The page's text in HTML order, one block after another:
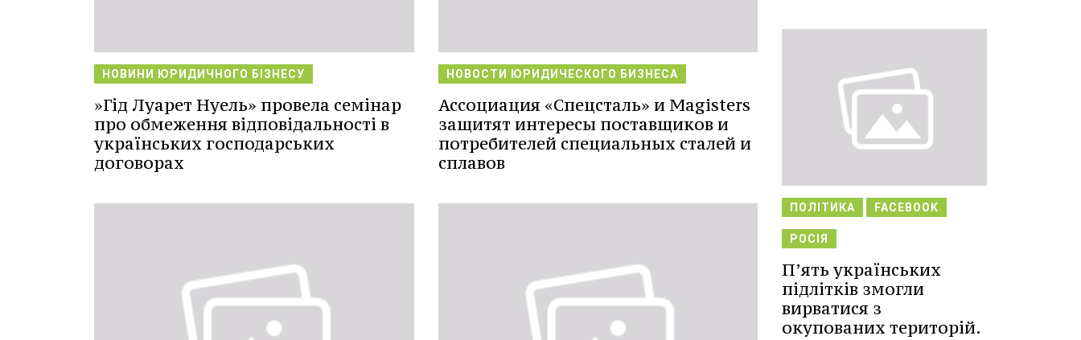
НОВИНИ ЮРИДИЧНОГО БІЗНЕСУ
»Гід Луарет Нуель» провела семінар
про обмеження відповідальності в
українських господарських
договорах
НОВОСТИ ЮРИДИЧЕСКОГО БИЗНЕСА
Ассоциация «Спецсталь» и Magisters
защитят интересы поставщиков и
потребителей специальных сталей и
сплавов
ПОЛІТИКА FACEBOOK
РОСІЯ
П’ять українських
підлітків змогли
вирватися з
окупованих територій.